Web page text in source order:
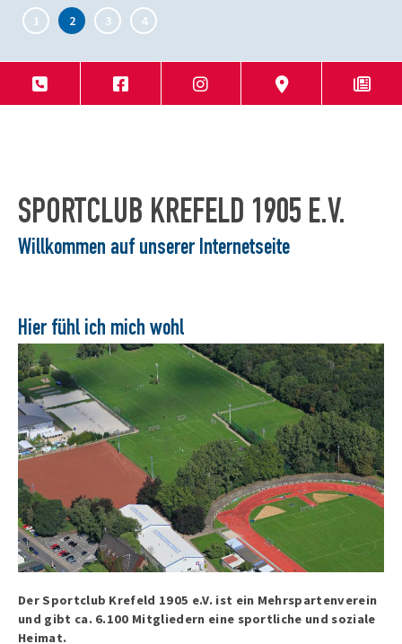
SPORTCLUB KREFELD 1905 E.V.
Willkommen auf unserer Internetseite
Hier fühl ich mich wohl
Der Sportclub Krefeld 1905 e.V. ist ein Mehrspartenverein
und gibt ca. 6.100 Mitgliedern eine sportliche und soziale
Heimat.